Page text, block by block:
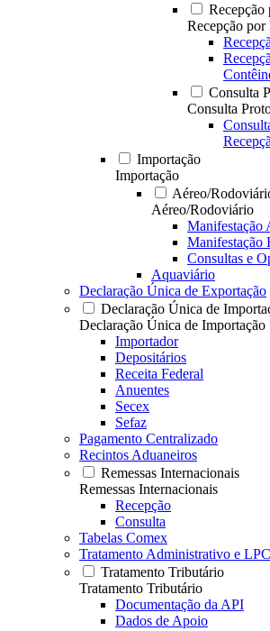
Recepção
Recepção por
Consulta
Consulta
Importação
Importação
Aéreo/
Aéreo/Rodoviário
Manifestação
Manifestação
Consultas e
Aquaviário
Declaração Única de Exportação
Declaração Única de
Declaração Única de Importação
Importador
Depositários
Receita Federal
Anuentes
Secex
Sefaz
Pagamento Centralizado
Recintos Aduaneiros
Remessas Internacionais
Remessas Internacionais
Recepção
Consulta
Tabelas Comex
Tratamento Administrativo e
Tratamento Tributário
Tratamento Tributário
Documentação da API
Dados de Apoio